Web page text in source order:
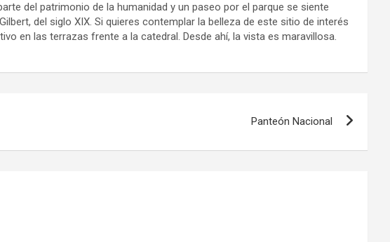
del patrimonio de la humanidad y un paseo por el parque se siente
del siglo XIX. Si quieres contemplar la belleza de este sitio de interés
en las terrazas frente a la catedral. Desde ahí, la vista es maravillosa.
Panteón Nacional